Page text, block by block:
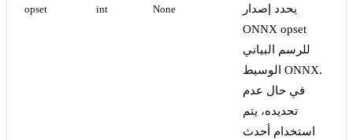
opset int None
يحدد إصدار
ONNX opset
للرسم البياني
الوسيط ONNX.
في حال عدم
تحديده، يتم
استخدام أحدث